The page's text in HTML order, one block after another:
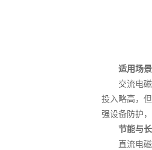
适用场景
交流电磁吸
投入略高，
强设备防护
节能与
直流电磁吸